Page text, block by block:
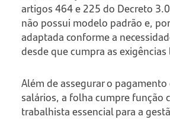
artigos 464 e 225 do Decreto
não possui modelo padrão e,
adaptada conforme a
desde que cumpra as exigências
Além de assegurar o
salários, a folha cumpre função
trabalhista essencial para a